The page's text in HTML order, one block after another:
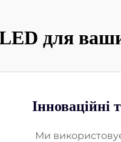
для
Інноваційні
Ми